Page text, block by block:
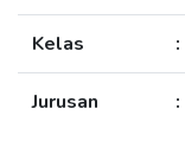
Kelas :
Jurusan :